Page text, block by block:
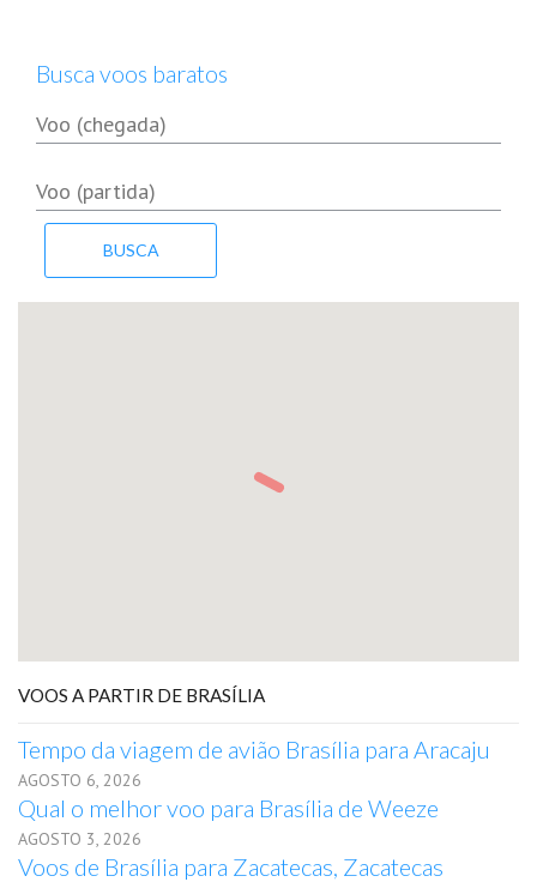
Busca voos baratos
VOOS A PARTIR DE BRASÍLIA
Tempo da viagem de avião Brasília para Aracaju
AGOSTO 6, 2026
Qual o melhor voo para Brasília de Weeze
AGOSTO 3, 2026
Voos de Brasília para Zacatecas, Zacatecas